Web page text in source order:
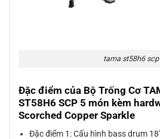
tama st58h6 scp
Đặc điểm của Bộ Trống Cơ
ST58H6 SCP 5 món kèm
Scorched Copper Sparkle
Đặc điểm 1: Cấu hình bass drum